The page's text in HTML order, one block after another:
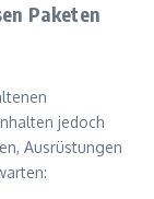
Paketen
jedoch
Ausrüstungen